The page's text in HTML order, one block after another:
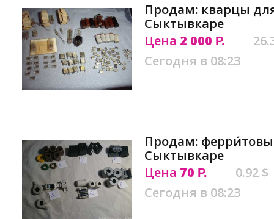
Продам: кварцы
Сыктывкаре
Цена 2 000 Р.
Сегодня в 08:23
Продам:
Сыктывкаре
Цена 70 Р.
0.92 $
Сегодня в 08:23